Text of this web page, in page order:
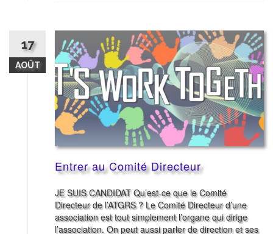
17
AOÛT
Entrer au Comité Directeur
JE SUIS CANDIDAT Qu’est-ce que le Comité
Directeur de l’ATGRS ? Le Comité Directeur d’une
association est tout simplement l’organe qui dirige
l’association. On peut aussi parler de direction et ses